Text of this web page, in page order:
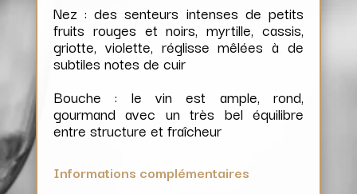
Nez : des senteurs intenses de petits
fruits rouges et noirs, myrtille, cassis,
griotte, violette, réglisse mêlées à de
subtiles notes de cuir
Bouche : le vin est ample, rond,
gourmand avec un très bel équilibre
entre structure et fraîcheur
Informations complémentaires